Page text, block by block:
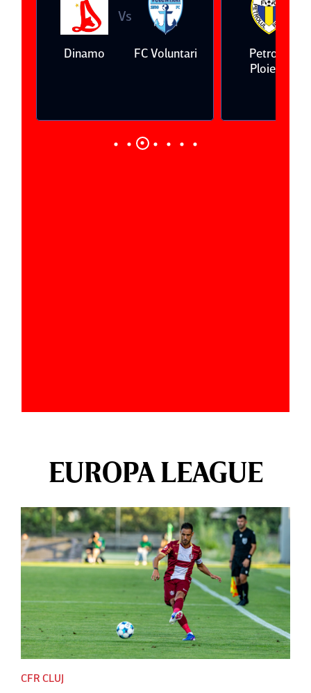
Dinamo
Vs
FC Voluntari
Petrolul
Ploieşti
EUROPA LEAGUE
CFR CLUJ